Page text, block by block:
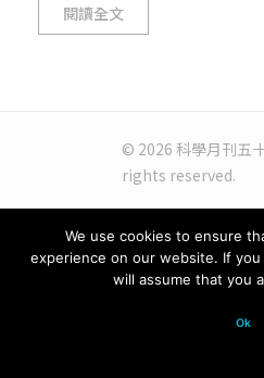
閱讀全文
© 2026 科學月刊五
rights reserved.
We use cookies to ensure
experience on our website. If
will assume that you
Ok